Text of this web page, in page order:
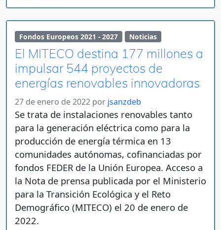
Fondos Europeos 2021 - 2027 Noticias
El MITECO destina 177 millones a
impulsar 544 proyectos de
energías renovables innovadoras
27 de enero de 2022 por jsanzdeb
Se trata de instalaciones renovables tanto
para la generación eléctrica como para la
producción de energía térmica en 13
comunidades autónomas, cofinanciadas por
fondos FEDER de la Unión Europea. Acceso a
la Nota de prensa publicada por el Ministerio
para la Transición Ecológica y el Reto
Demográfico (MITECO) el 20 de enero de
2022.